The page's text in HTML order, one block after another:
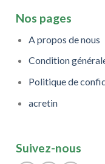
Nos pages
A propos de nous
Condition
Politique de
acretin
Suivez-nous